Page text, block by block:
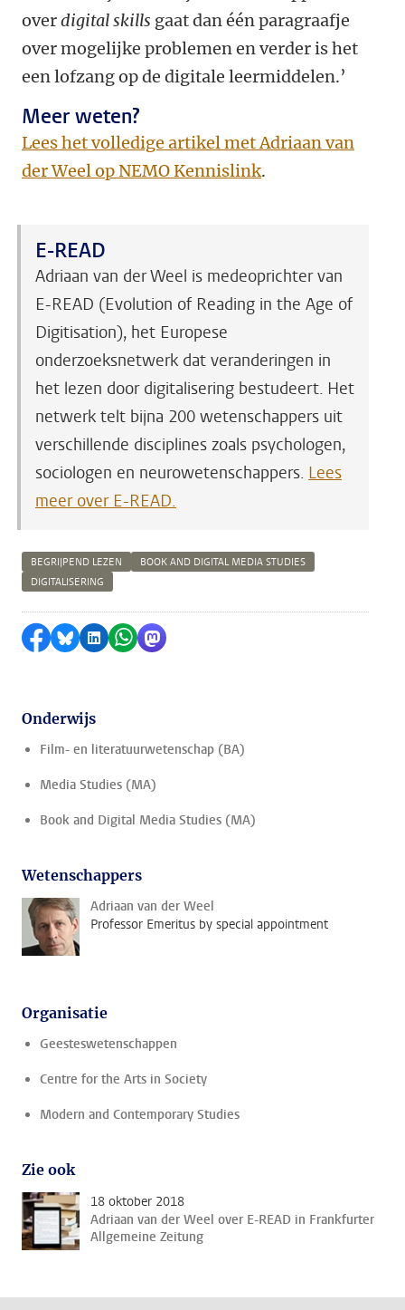
overdigital skills gaat dan één paragraafje
over mogelijke problemen en verder is het
een lofzang op de digitale leermiddelen.’
Meer weten?
Lees het volledige artikel met Adriaan van
der Weel op NEMO Kennislink.
E-READ
Adriaan van der Weel is medeoprichter van
E-READ (Evolution of Reading in the Age of
Digitisation), het Europese
onderzoeksnetwerk dat veranderingen in
het lezen door digitalisering bestudeert. Het
netwerk telt bijna 200 wetenschappers uit
verschillende disciplines zoals psychologen,
sociologen en neurowetenschappers. Lees
meer over E-READ.
BEGRIJPEND LEZEN
BOOK AND DIGITAL MEDIA STUDIES
DIGITALISERING
Delen op Facebook
Delen via Bluesky
Delen op LinkedIn
Delen via WhatsApp
Delen via Mastodon
Onderwijs
Film- en literatuurwetenschap (BA)
Media Studies (MA)
Book and Digital Media Studies (MA)
Wetenschappers
Adriaan van der Weel
Professor Emeritus by special appointment
Organisatie
Geesteswetenschappen
Centre for the Arts in Society
Modern and Contemporary Studies
Zie ook
18 oktober 2018
Adriaan van der Weel over E-READ in Frankfurter
Allgemeine Zeitung